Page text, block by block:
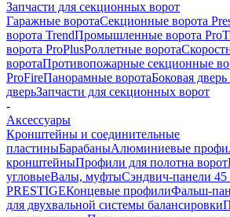
Запчасти для секционных ворот
Гаражные воротаСекционные ворота
ворота TrendПромышленные ворота
ворота ProPlusРоллетные ворота
воротаПротивопожарные секционные
ProFireПанорамные воротаБоковая
дверьЗапчасти для секционных ворот
-
Аксессуары
Кронштейны и соединительные
пластиныБарабаныАлюминиевые
кронштейныПрофили для полотна ворот
угловыеВалы, муфтыСэндвич-панели 45
PRESTIGEКонцевые профилиФальш-
для двухвальной системы балансировки